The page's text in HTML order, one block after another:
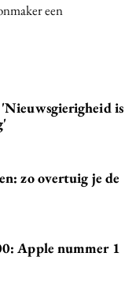
een
is
zo overtuig je de
Apple nummer 1